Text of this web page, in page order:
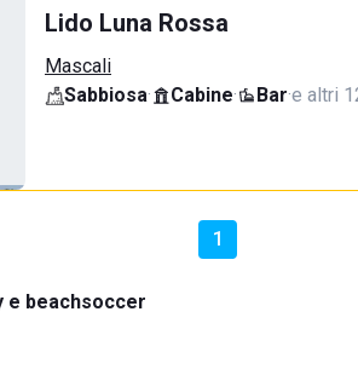
Lido Luna Rossa
Mascali
Sabbiosa· Cabine· Bar·e altri
1
e beachsoccer